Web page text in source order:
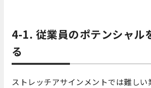
4-1. 従業員のポテンシャル
る
ストレッチアサインメントでは難し